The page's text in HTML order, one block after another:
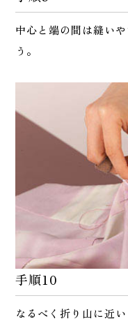
中心と端の間は縫い
う。
手順10
なるべく折り山に近